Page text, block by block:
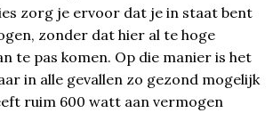
zorg je ervoor dat je in staat bent
zonder dat hier al te hoge
te pas komen. Op die manier is het
in alle gevallen zo gezond mogelijk
ruim 600 watt aan vermogen